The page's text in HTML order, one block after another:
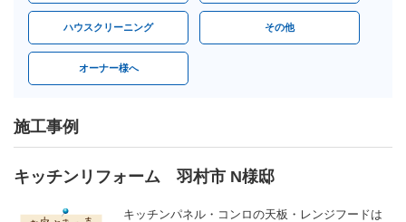
ハウスクリーニング その他
オーナー様へ
施工事例
キッチンリフォーム 羽村市 N様邸
キッチンパネル・コンロの天板・レンジフードは